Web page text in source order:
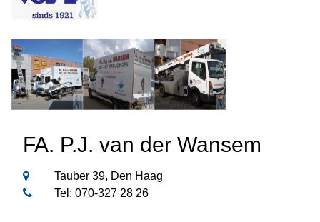
FA. P.J. van der Wansem
Tauber 39, Den Haag
Tel: 070-327 28 26